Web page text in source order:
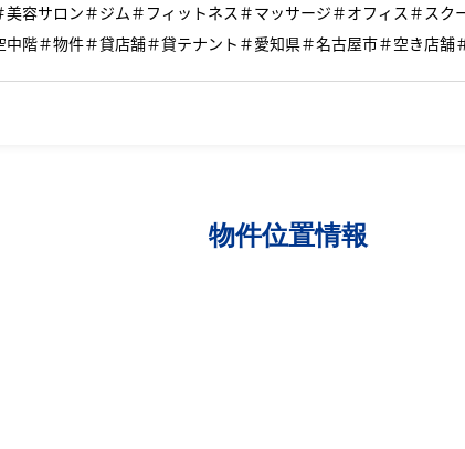
美容サロン＃ジム＃フィットネス＃マッサージ＃オフィス＃ス
階＃物件＃貸店舗＃貸テナント＃愛知県＃名古屋市＃空き店舗
物件位置情報